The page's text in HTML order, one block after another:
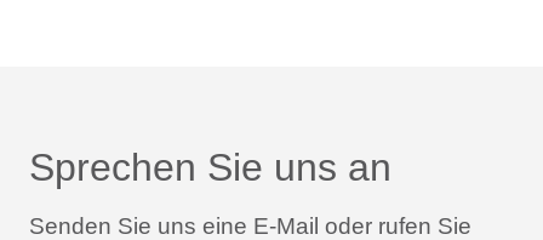
Sprechen Sie uns an
Senden Sie uns eine E-Mail oder rufen Sie